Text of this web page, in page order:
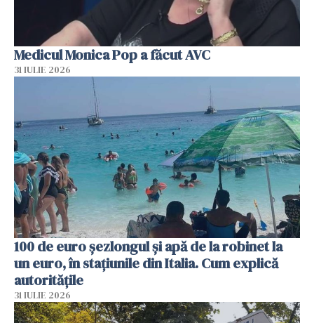
Medicul Monica Pop a făcut AVC
31 IULIE 2026
100 de euro șezlongul și apă de la robinet la
un euro, în stațiunile din Italia. Cum explică
autoritățile
31 IULIE 2026